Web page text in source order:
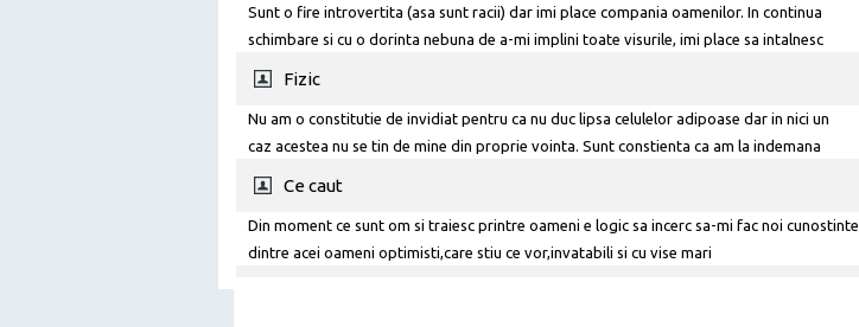
Sunt o fire introvertita (asa sunt racii) dar imi place compania oamenilor. In continua
schimbare si cu o dorinta nebuna de a-mi implini toate visurile, imi place sa intalnesc
cat mai multi oameni din intreaga lume sa ajunga la libertate financiara.
Fizic
Nu am o constitutie de invidiat pentru ca nu duc lipsa celulelor adipoase dar in nici un
caz acestea nu se tin de mine din proprie vointa. Sunt constienta ca am la indemana
banilor.
Ce caut
Din moment ce sunt om si traiesc printre oameni e logic sa incerc sa-mi fac noi cunostinte
dintre acei oameni optimisti,care stiu ce vor,invatabili si cu vise mari